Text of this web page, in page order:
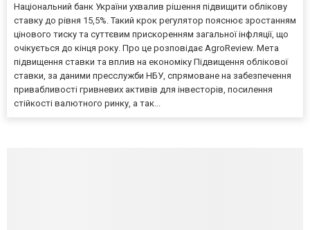
Національний банк України ухвалив рішення підвищити облікову
ставку до рівня 15,5%. Такий крок регулятор пояснює зростанням
цінового тиску та суттєвим прискоренням загальної інфляції, що
очікується до кінця року. Про це розповідає AgroReview. Мета
підвищення ставки та вплив на економіку Підвищення облікової
ставки, за даними пресслужби НБУ, спрямоване на забезпечення
привабливості гривневих активів для інвесторів, посилення
стійкості валютного ринку, а так...